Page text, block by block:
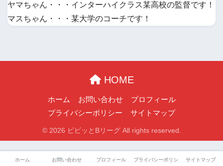
ヤマちゃん・・・インターハイクラス某高校の監督です！
マスちゃん・・・某大学のコーチです！
HOME
ホーム お問い合わせ
プロフィール
プライバシーポリシー
サイトマップ
© 2026 ビビッとBリーグ All rights reserved.
ホーム お問い合わせ プロフィール プライバシーポリシー サイトマップ